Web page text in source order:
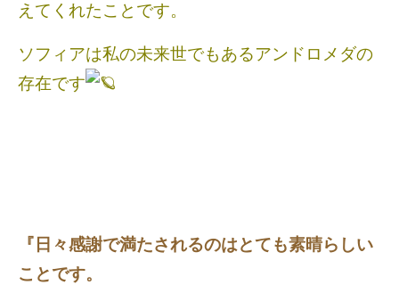
えてくれたことです。
ソフィアは私の未来世でもあるアンドロメダの
存在です
『日々感謝で満たされるのはとても素晴らしい
ことです。